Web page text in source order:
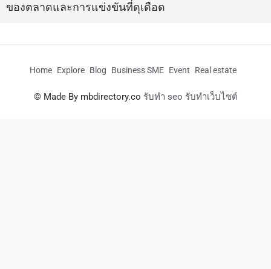
ของตลาดและการแข่งขันที่ดุเดือด
Home Explore Blog Business SME Event Real estate
© Made By mbdirectory.co รับทำ seo รับทำเว็บไซต์